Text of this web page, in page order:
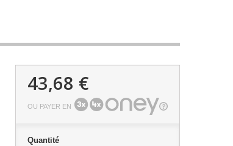
43,68 €
OU PAYER EN
Quantité